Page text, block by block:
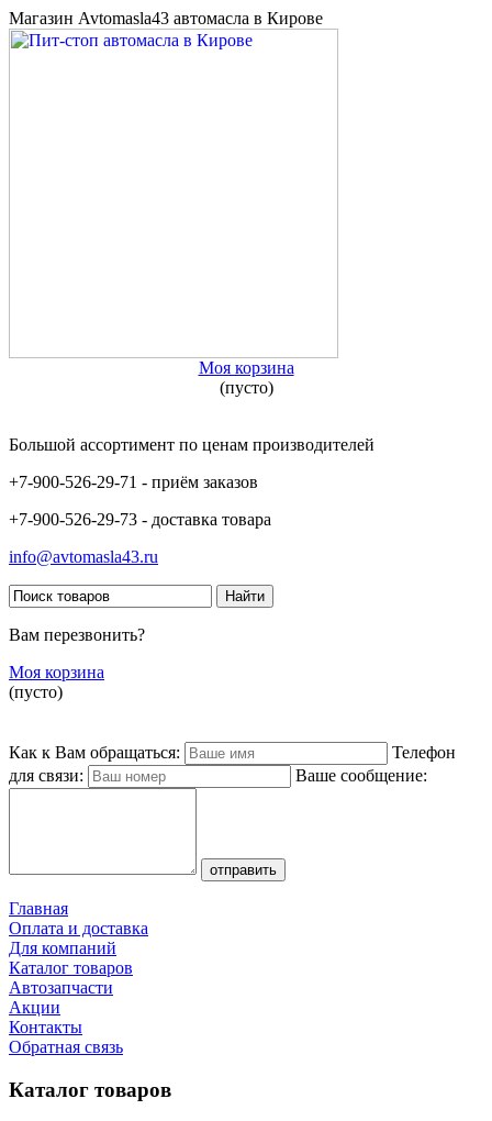
Магазин Avtomasla43 автомасла в Кирове
Моя корзина
(пусто)
Большой ассортимент по ценам производителей
+7-900-526-29-71 - приём заказов
+7-900-526-29-73 - доставка товара
info@avtomasla43.ru
Вам перезвонить?
Моя корзина
(пусто)
Как к Вам обращаться:
Телефон
для связи:
Ваше сообщение:
Главная
Оплата и доставка
Для компаний
Каталог товаров
Автозапчасти
Акции
Контакты
Обратная связь
Каталог товаров